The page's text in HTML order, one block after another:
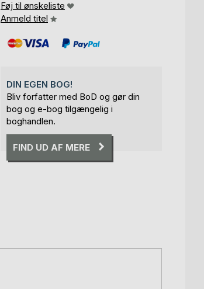
Føj til ønskeliste
Anmeld titel
DIN EGEN BOG!
Bliv forfatter med BoD og gør din
bog og e-bog tilgængelig i
boghandlen.
FIND UD AF MERE